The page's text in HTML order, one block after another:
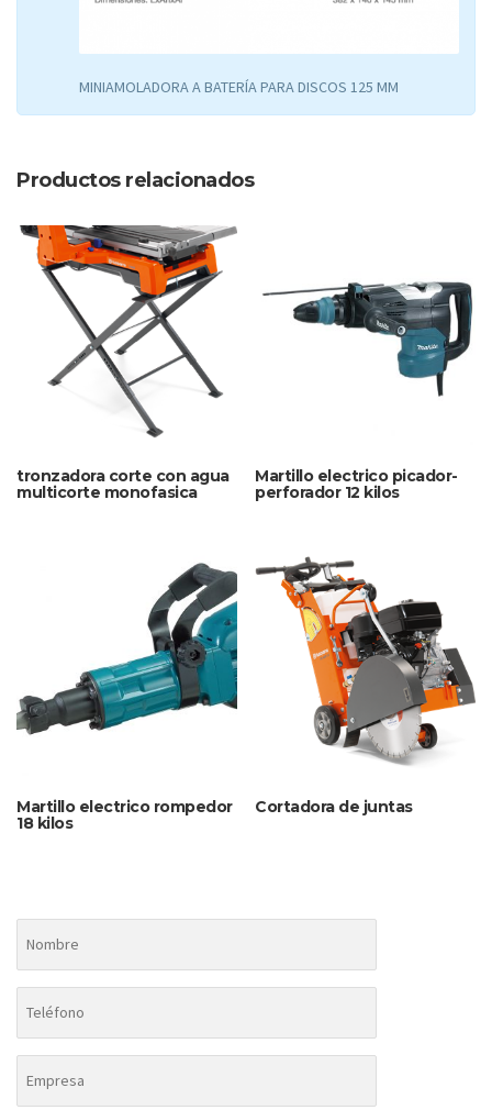
MINIAMOLADORA A BATERÍA PARA DISCOS 125 MM
Productos relacionados
tronzadora corte con agua
multicorte monofasica
Martillo electrico picador-
perforador 12 kilos
Martillo electrico rompedor
18 kilos
Cortadora de juntas